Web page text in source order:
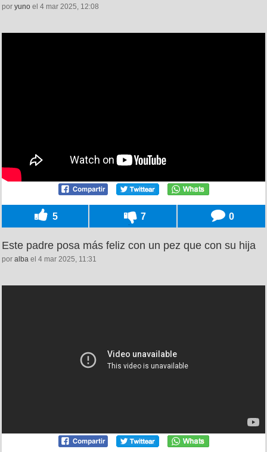
por yuno el 4 mar 2025, 12:08
5 7 0
Este padre posa más feliz con un pez que con su hija
por alba el 4 mar 2025, 11:31